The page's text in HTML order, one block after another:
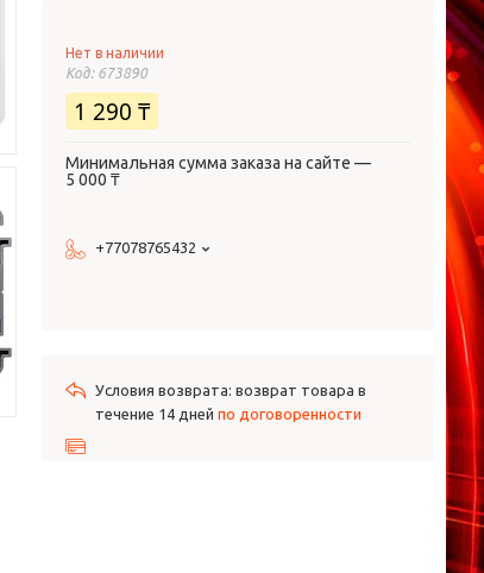
Нет в наличии
Код: 673890
1 290 ₸
Минимальная сумма заказа на сайте —
5 000 ₸
+77078765432
возврат товара в
течение 14 дней по договоренности